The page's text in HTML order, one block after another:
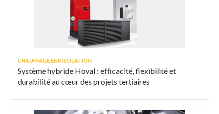
CHAUFFAGE ENR ISOLATION
Système hybride Hoval : efficacité, flexibilité et
durabilité au cœur des projets tertiaires